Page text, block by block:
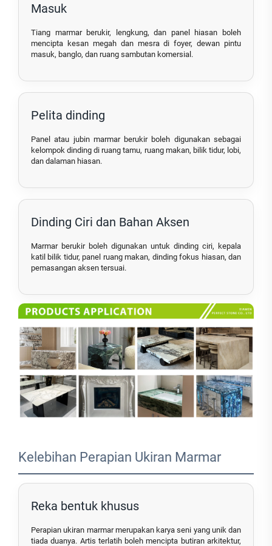
Masuk
Tiang marmar berukir, lengkung, dan panel hiasan boleh
mencipta kesan megah dan mesra di foyer, dewan pintu
masuk, banglo, dan ruang sambutan komersial.
Pelita dinding
Panel atau jubin marmar berukir boleh digunakan sebagai
kelompok dinding di ruang tamu, ruang makan, bilik tidur, lobi,
dan dalaman hiasan.
Dinding Ciri dan Bahan Aksen
Marmar berukir boleh digunakan untuk dinding ciri, kepala
katil bilik tidur, panel ruang makan, dinding fokus hiasan, dan
pemasangan aksen tersuai.
Kelebihan Perapian Ukiran Marmar
Reka bentuk khusus
Perapian ukiran marmar merupakan karya seni yang unik dan
tiada duanya. Artis terlatih boleh mencipta butiran arkitektur,